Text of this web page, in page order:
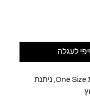
לעגלה
מידת הטבעת One Size, ניתנת